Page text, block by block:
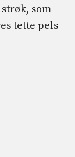
som
tette pels